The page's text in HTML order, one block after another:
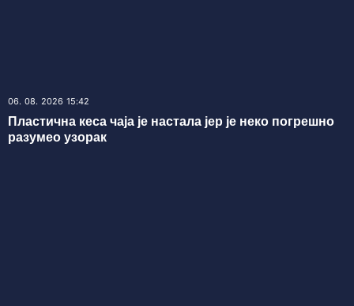
06. 08. 2026 15:42
Пластична кеса чаја је настала јер је неко погрешно
разумео узорак